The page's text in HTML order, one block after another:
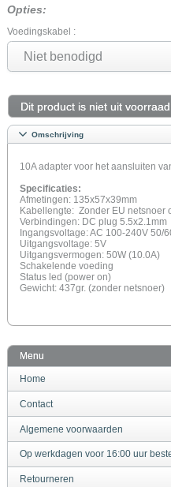
Opties:
Voedingskabel :
Niet benodigd
Dit product is niet uit
Omschrijving
10A adapter voor het aansluiten
Specificaties:
Afmetingen: 135x57x39mm
Kabellengte: Zonder EU netsnoer
Verbindingen: DC plug 5.5x2.1mm
Ingangsvoltage: AC 100-240V 50/
Uitgangsvoltage: 5V
Uitgangsvermogen: 50W (10.0A)
Schakelende voeding
Status led (power on)
Gewicht: 437gr. (zonder netsnoer)
Menu
Home
Contact
Algemene voorwaarden
Op werkdagen voor 16:00 uur
Retourneren